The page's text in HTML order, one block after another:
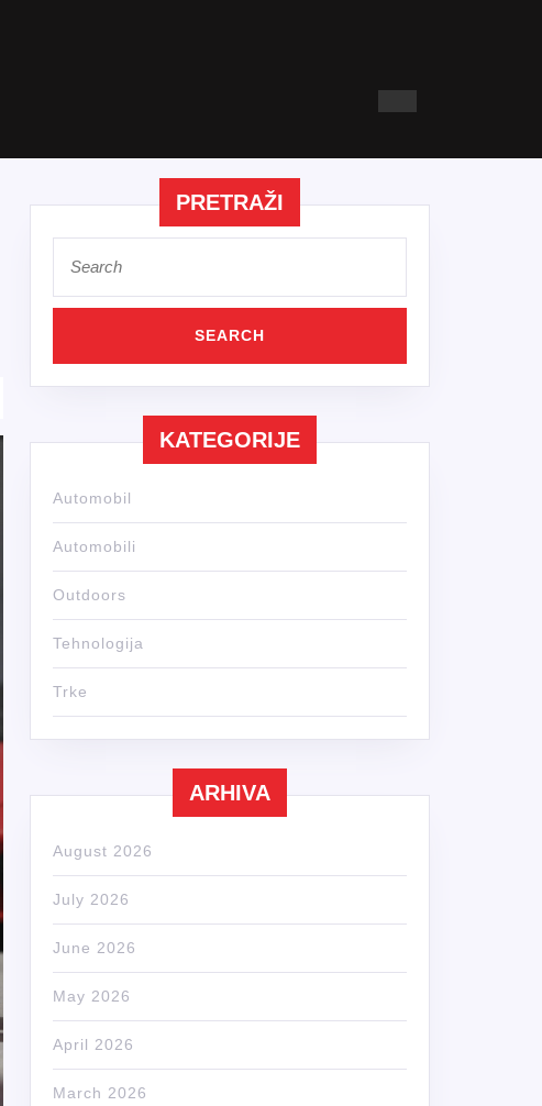
PRETRAŽI
for:
KATEGORIJE
Automobil
Automobili
Outdoors
Tehnologija
Trke
ARHIVA
August 2026
July 2026
June 2026
May 2026
April 2026
March 2026